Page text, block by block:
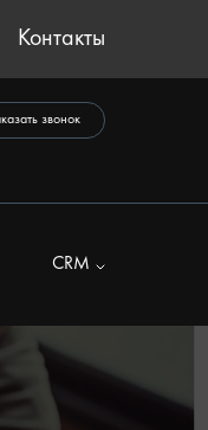
Контакты
звонок
CRM